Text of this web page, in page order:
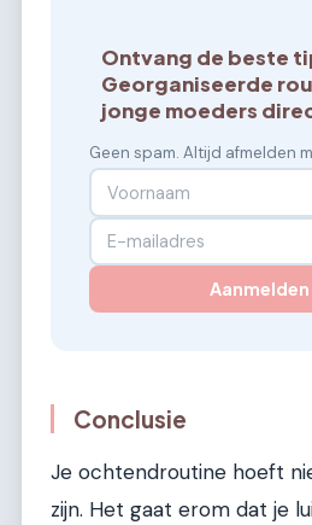
Ontvang de beste
Georganiseerde
jonge moeders
Geen spam. Altijd afmelden
Conclusie
Je ochtendroutine hoeft
zijn. Het gaat erom dat je